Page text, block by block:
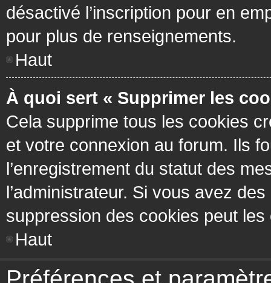
désactivé l’inscription pour en
pour plus de renseignements.
Haut
À quoi sert « Supprimer les
Cela supprime tous les cookies
et votre connexion au forum. Ils
l’enregistrement du statut des
l’administrateur. Si vous avez
suppression des cookies peut les
Haut